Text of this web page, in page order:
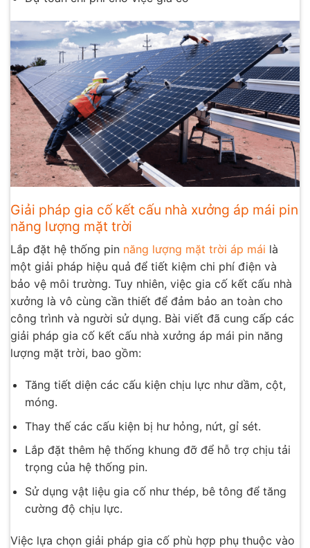
Giải pháp gia cố kết cấu nhà xưởng áp mái pin
năng lượng mặt trời
Lắp đặt hệ thống pin năng lượng mặt trời áp mái là
một giải pháp hiệu quả để tiết kiệm chi phí điện và
bảo vệ môi trường. Tuy nhiên, việc gia cố kết cấu nhà
xưởng là vô cùng cần thiết để đảm bảo an toàn cho
công trình và người sử dụng. Bài viết đã cung cấp các
giải pháp gia cố kết cấu nhà xưởng áp mái pin năng
lượng mặt trời, bao gồm:
Tăng tiết diện các cấu kiện chịu lực như dầm, cột,
móng.
Thay thế các cấu kiện bị hư hỏng, nứt, gỉ sét.
Lắp đặt thêm hệ thống khung đỡ để hỗ trợ chịu tải
trọng của hệ thống pin.
Sử dụng vật liệu gia cố như thép, bê tông để tăng
cường độ chịu lực.
Việc lựa chọn giải pháp gia cố phù hợp phụ thuộc vào